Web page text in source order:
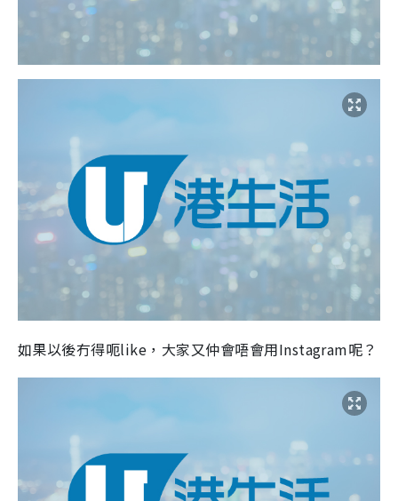
如果以後冇得呃like，大家又仲會唔會用Instagram呢？